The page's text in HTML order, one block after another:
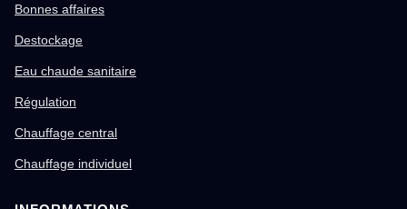
Bonnes affaires
Destockage
Eau chaude sanitaire
Régulation
Chauffage central
Chauffage individuel